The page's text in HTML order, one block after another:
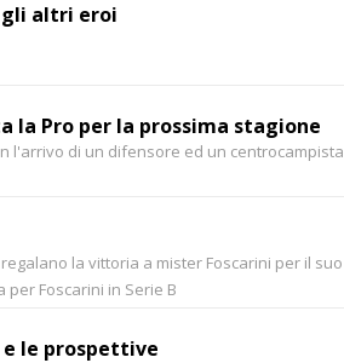
gli altri eroi
la Pro per la prossima stagione
l'arrivo di un difensore ed un centrocampista
la vittoria a mister Foscarini per il suo
Foscarini in Serie B
le prospettive